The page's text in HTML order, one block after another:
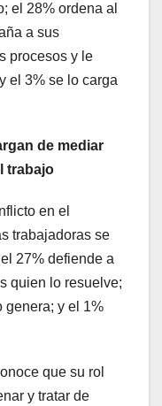
el 28% ordena al
a sus
procesos y le
el 3% se lo carga
de mediar
trabajo
en el
trabajadoras se
27% defiende a
quien lo resuelve;
genera; y el 1%
que su rol
y tratar de